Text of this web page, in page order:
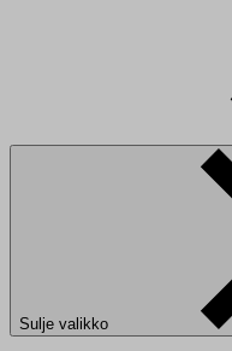
Sulje valikko